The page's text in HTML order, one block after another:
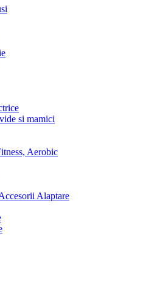
si mamici
Aerobic
Alaptare